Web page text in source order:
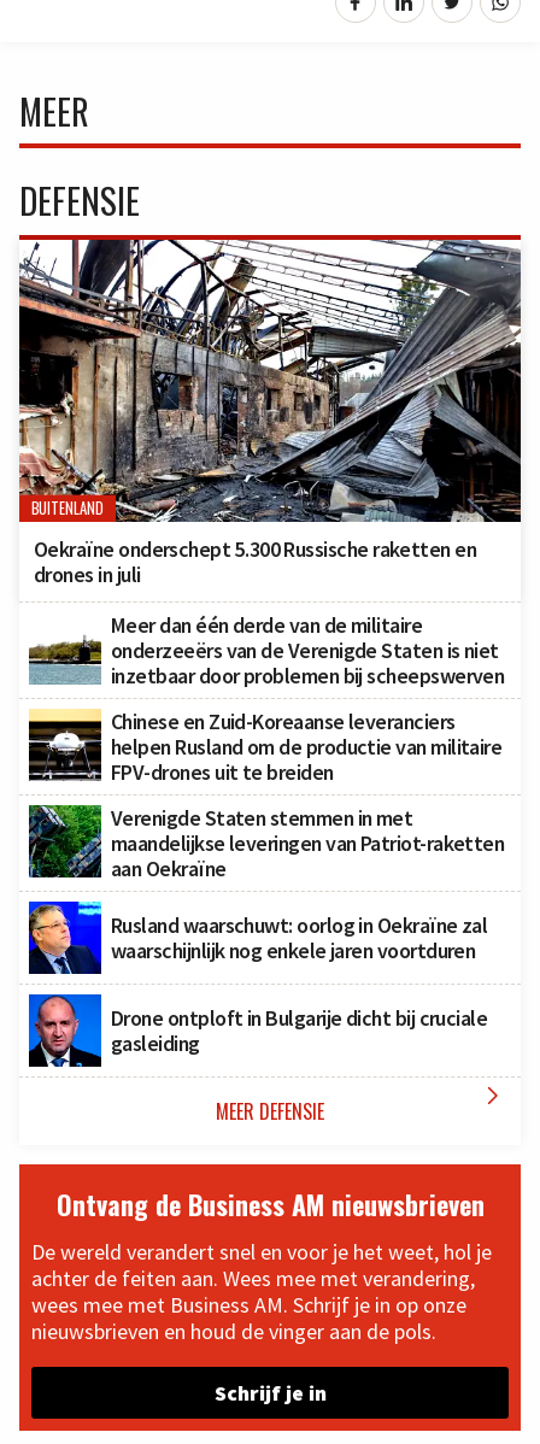
MEER
DEFENSIE
BUITENLAND
Oekraïne onderschept 5.300 Russische raketten en
drones in juli
Meer dan één derde van de militaire
onderzeeërs van de Verenigde Staten is niet
inzetbaar door problemen bij scheepswerven
Chinese en Zuid-Koreaanse leveranciers
helpen Rusland om de productie van militaire
FPV-drones uit te breiden
Verenigde Staten stemmen in met
maandelijkse leveringen van Patriot-raketten
aan Oekraïne
Rusland waarschuwt: oorlog in Oekraïne zal
waarschijnlijk nog enkele jaren voortduren
Drone ontploft in Bulgarije dicht bij cruciale
gasleiding
MEER DEFENSIE 
Ontvang de Business AM nieuwsbrieven
De wereld verandert snel en voor je het weet, hol je
achter de feiten aan. Wees mee met verandering,
wees mee met Business AM. Schrijf je in op onze
nieuwsbrieven en houd de vinger aan de pols.
Schrijf je in